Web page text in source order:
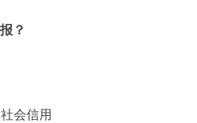
？
会信用